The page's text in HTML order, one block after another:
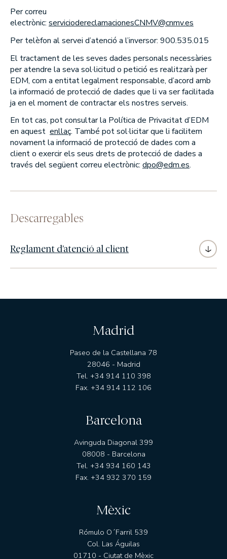
EDM Ahorro FI
EDM International - Credit Portfolio
EDM International - High Yield Short Duration
EDM Renta Fija Horizonte 5 años FI
EDM Renta Fija Horizonte 2,5 años FI
EDM Horizonte 3 años FI
EDM International - Alterna Renta Fija
RENDA MIXTA
EDM Cartera FI
Fondomutua pensiones UNO
SICAVS/SIL
LA NOSTRA TRAJECTÒRIA EN ESG
EL NOSTRE COMPROMÍS
ELS NOSTRES INFORMES
Per correu
electrònic: serviciodereclamacionesCNMV@cnmv.es
Per telèfon al servei d’atenció a l’inversor: 900.535.015
El tractament de les seves dades personals necessàries
per atendre la seva sol·licitud o petició es realitzarà per
EDM, com a entitat legalment responsable, d’acord amb
la informació de protecció de dades que li va ser facilitada
ja en el moment de contractar els nostres serveis.
En tot cas, pot consultar la Política de Privacitat d’EDM
en aquest enllaç. També pot sol·licitar que li facilitem
novament la informació de protecció de dades com a
client o exercir els seus drets de protecció de dades a
través del següent correu electrònic: dpo@edm.es.
Descarregables
Reglament d’atenció al client
Madrid
Paseo de la Castellana 78
28046 - Madrid
Tel. +34 914 110 398
Fax. +34 914 112 106
Barcelona
Avinguda Diagonal 399
08008 - Barcelona
Tel. +34 934 160 143
Fax. +34 932 370 159
Mèxic
Rómulo O´Farril 539
Col. Las Águilas
01710 - Ciutat de Mèxic